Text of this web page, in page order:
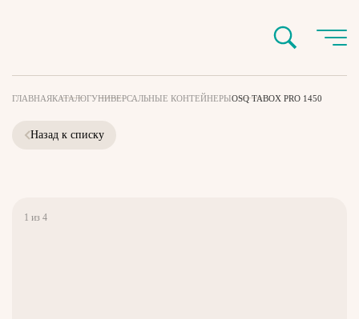
ГЛАВНАЯКАТАЛОГУНИВЕРСАЛЬНЫЕ КОНТЕЙНЕРЫOSQ TABOX PRO 1450
Назад к списку
1 из 4